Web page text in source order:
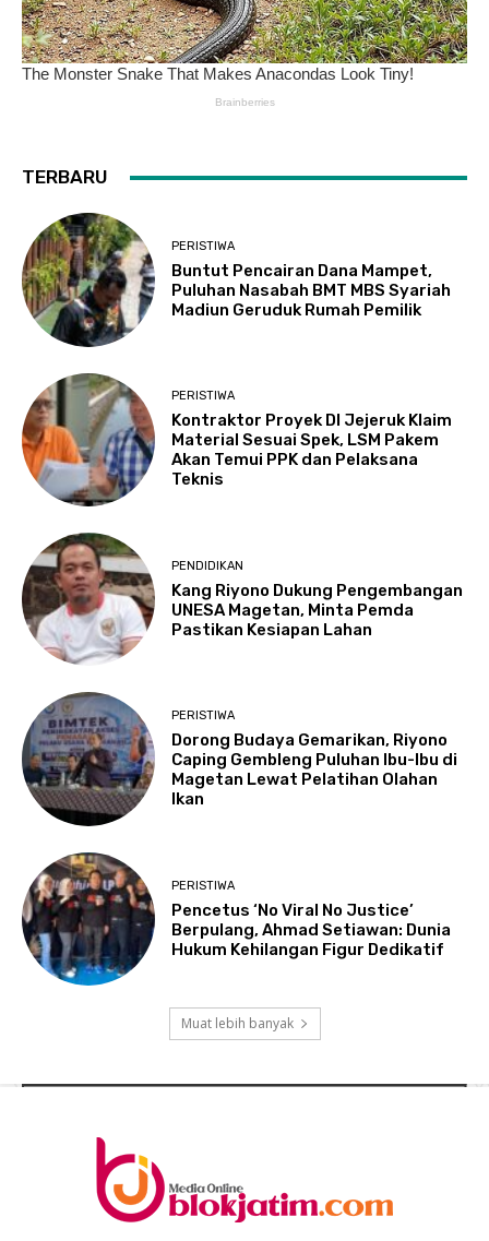
TERBARU
PERISTIWA
Buntut Pencairan Dana Mampet,
Puluhan Nasabah BMT MBS Syariah
Madiun Geruduk Rumah Pemilik
PERISTIWA
Kontraktor Proyek DI Jejeruk Klaim
Material Sesuai Spek, LSM Pakem
Akan Temui PPK dan Pelaksana
Teknis
PENDIDIKAN
Kang Riyono Dukung Pengembangan
UNESA Magetan, Minta Pemda
Pastikan Kesiapan Lahan
PERISTIWA
Dorong Budaya Gemarikan, Riyono
Caping Gembleng Puluhan Ibu-Ibu di
Magetan Lewat Pelatihan Olahan
Ikan
PERISTIWA
Pencetus ‘No Viral No Justice’
Berpulang, Ahmad Setiawan: Dunia
Hukum Kehilangan Figur Dedikatif
Muat lebih banyak